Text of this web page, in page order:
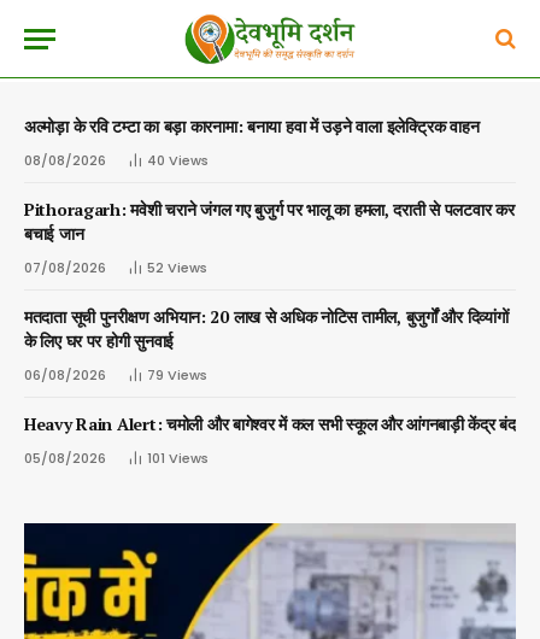
अल्मोड़ा के रवि टम्टा का बड़ा कारनामा: बनाया हवा में उड़ने वाला इलेक्ट्रिक वाहन
08/08/2026 40 Views
Pithoragarh: मवेशी चराने जंगल गए बुजुर्ग पर भालू का हमला, दराती से पलटवार कर
बचाई जान
07/08/2026 52 Views
मतदाता सूची पुनरीक्षण अभियान: 20 लाख से अधिक नोटिस तामील, बुजुर्गों और दिव्यांगों
के लिए घर पर होगी सुनवाई
06/08/2026 79 Views
Heavy Rain Alert: चमोली और बागेश्वर में कल सभी स्कूल और आंगनबाड़ी केंद्र बंद
05/08/2026 101 Views